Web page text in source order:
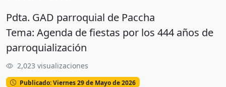
Ana Peña
Pdta. GAD parroquial de Paccha
Tema: Agenda de fiestas por los 444 años de
parroquialización
2,023 visualizaciones
Publicado: Viernes 29 de Mayo de 2026